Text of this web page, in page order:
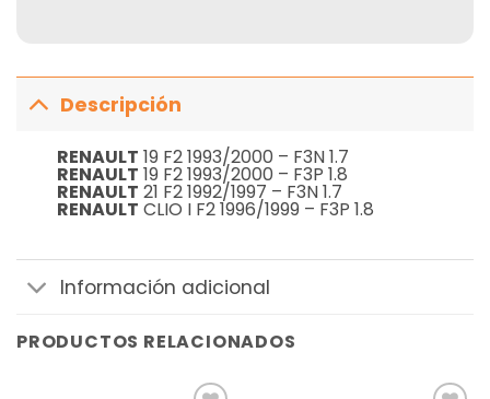
Descripción
RENAULT 19 F2 1993/2000 – F3N 1.7
RENAULT 19 F2 1993/2000 – F3P 1.8
RENAULT 21 F2 1992/1997 – F3N 1.7
RENAULT CLIO I F2 1996/1999 – F3P 1.8
Información adicional
PRODUCTOS RELACIONADOS